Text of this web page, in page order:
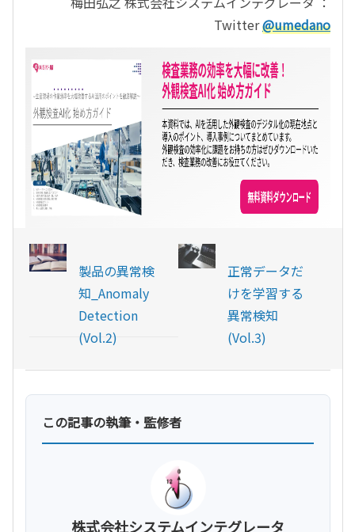
Twitter@umedano
製品の異常検
知_Anomaly
Detection
(Vol.2)
正常データだ
けを学習する
異常検知
(Vol.3)
この記事の執筆・監修者
株式会社システムインテグレータ